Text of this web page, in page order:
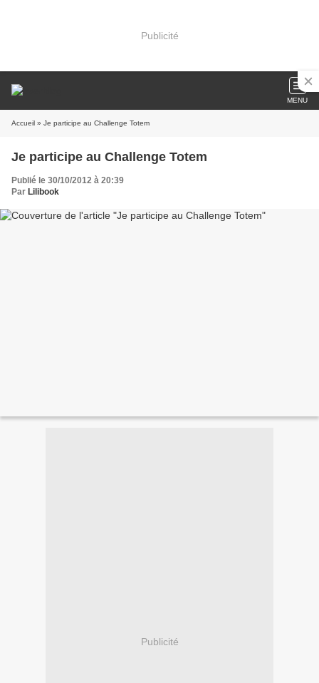
Publicité
MENU
Accueil » Je participe au Challenge Totem
Je participe au Challenge Totem
Publié le 30/10/2012 à 20:39
Par Lilibook
Publicité